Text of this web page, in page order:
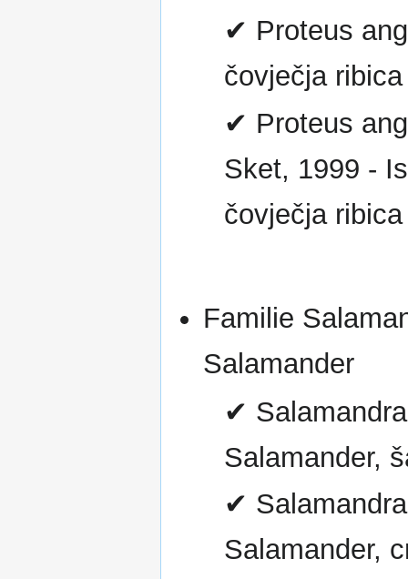
✔ Proteus
čovječja
✔ Proteus
Sket, 1999 -
čovječja ribica
Familie
Salamander
✔
Salamander,
✔
Salamander,